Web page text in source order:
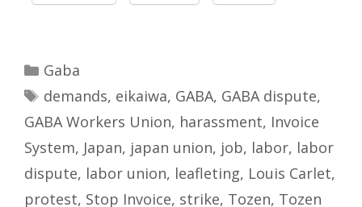
Categories
Gaba
Tags
demands, eikaiwa, GABA, GABA dispute,
GABA Workers Union, harassment, Invoice
System, Japan, japan union, job, labor, labor
dispute, labor union, leafleting, Louis Carlet,
protest, Stop Invoice, strike, Tozen, Tozen